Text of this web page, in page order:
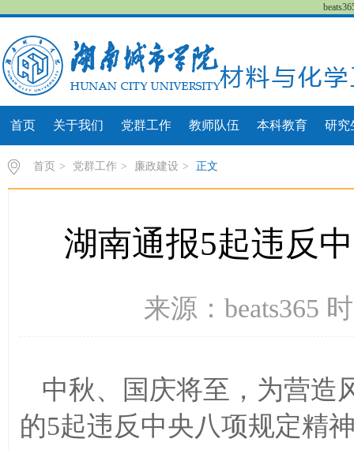
首页 关于我们 党群工作 教师队伍 本科教育 研究
首页 > 党群工作 > 廉政建设 > 正文
湖南通报5起违反
来源：beats365
中秋、国庆将至，为营造
的5起违反中央八项规定精